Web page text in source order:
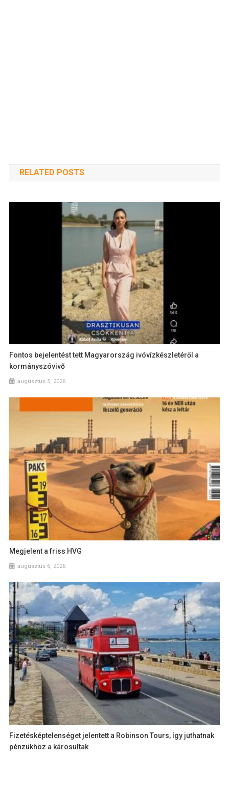
RELATED POSTS
Fontos bejelentést tett Magyarország ivóvízkészletéről a
kormányszóvivő
augusztus 5, 2026
Megjelent a friss HVG
augusztus 6, 2026
Fizetésképtelenséget jelentett a Robinson Tours, így juthatnak
pénzükhöz a károsultak